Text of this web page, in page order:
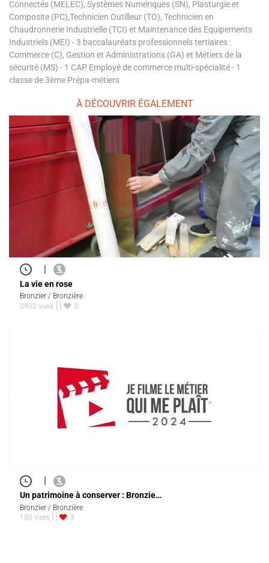
Connectés (MELEC), Systèmes Numériques (SN), Plasturgie et
Composite (PC),Technicien Outilleur (TO), Technicien en
Chaudronnerie Industrielle (TCI) et Maintenance des Equipements
Industriels (MEI) - 3 baccalauréats professionnels tertiaires :
Commerce (C), Gestion et Administrations (GA) et Métiers de la
sécurité (MS) - 1 CAP Employé de commerce multi-spécialité - 1
classe de 3ème Prépa-métiers
À DÉCOUVRIR ÉGALEMENT
|
La vie en rose
Bronzier / Bronzière
2902 vues
0
|
Un patrimoine à conserver : Bronzie…
Bronzier / Bronzière
180 vues
3